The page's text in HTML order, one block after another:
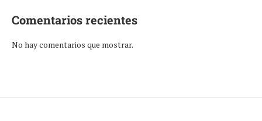
Comentarios recientes
No hay comentarios que mostrar.